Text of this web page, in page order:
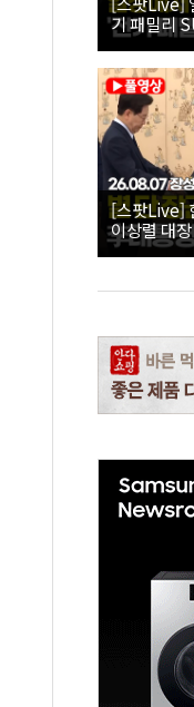
기 패밀리
[스팟Live]
이상렬 대
직접 수여